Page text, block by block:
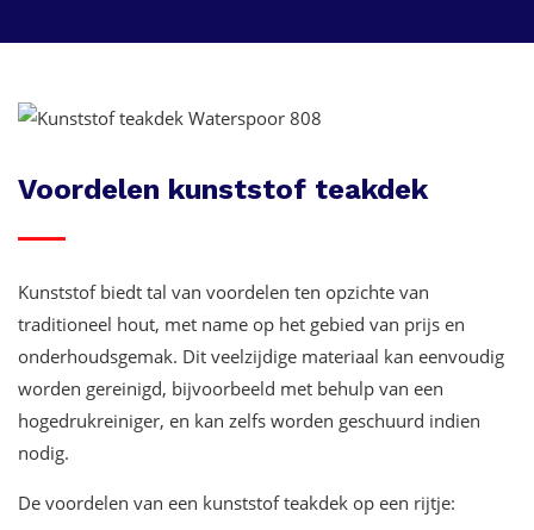
Voordelen kunststof teakdek
Kunststof biedt tal van voordelen ten opzichte van
traditioneel hout, met name op het gebied van prijs en
onderhoudsgemak. Dit veelzijdige materiaal kan eenvoudig
worden gereinigd, bijvoorbeeld met behulp van een
hogedrukreiniger, en kan zelfs worden geschuurd indien
nodig.
De voordelen van een kunststof teakdek op een rijtje: